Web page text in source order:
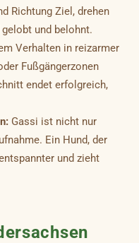
Richtung Ziel, drehen
und belohnt.
Verhalten in reizarmer
Fußgängerzonen
endet erfolgreich,
Gassi ist nicht nur
Ein Hund, der
und zieht